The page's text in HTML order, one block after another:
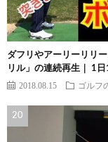
ダフリやアーリーリリ
リル」の連続再生｜ 1
2018.08.15 ゴルフ